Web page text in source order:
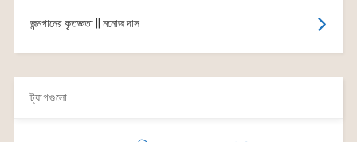
জন্মগানের কৃতজ্ঞতা || মনোজ দাস
ট্যাগগুলো